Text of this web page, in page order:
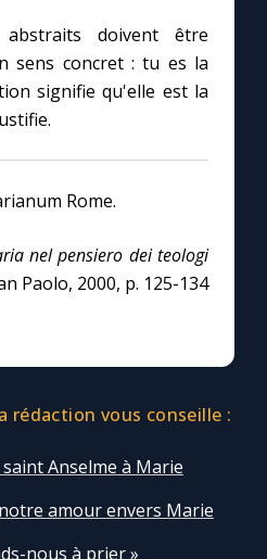
doivent être
sens concret : tu es la
signifie qu'elle est la
Rome.
nel pensiero dei teologi
Paolo, 2000, p. 125-134
rédaction vous conseille :
Anselme à Marie
amour envers Marie
nous à prier »